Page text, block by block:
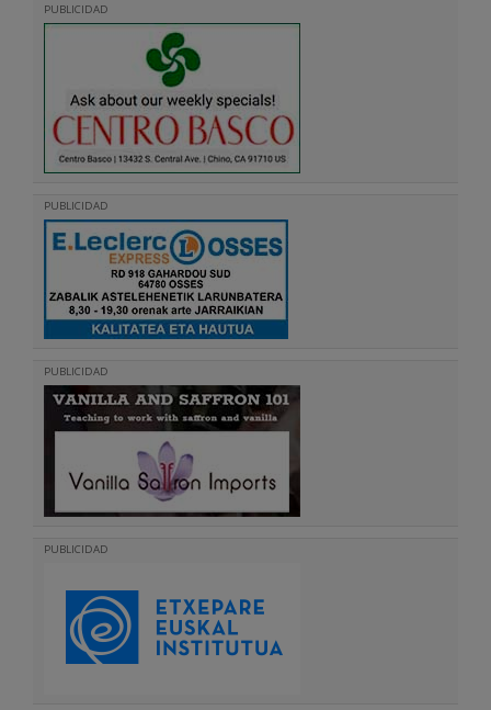
PUBLICIDAD
PUBLICIDAD
PUBLICIDAD
PUBLICIDAD